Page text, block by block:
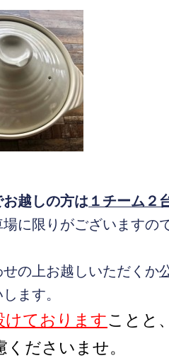
越しの方は １チーム２
に限りがございますの
の上お越しいただくか
ます。
けておりますことと、
ださいませ。